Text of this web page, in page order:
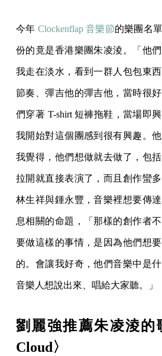
今年 Clockenflap 音樂節的樂團名
份的竟是香港樂團朱凌淩。「他
我走在淡水，看到一群人包包東
節奏、彈吉他的彈吉他，當時很
們穿著 T-shirt 短褲拖鞋，當場即
我開始對這個團感到很有興趣。
我覺得，他們想做就去做了，包
拉開就直接表演了，而且創作蠻
林生祥與鍾永豐，音樂裡想要傳
息相關的命題，「那樣的創作者
要做這樣的事情，是因為他們想
的。會讓我好奇，他們音樂中是
音樂人想說出來、唱給大家聽。」
劉麗強推薦朱凌淩的
Cloud〉